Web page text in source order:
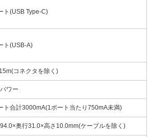
ト(USB Type-C)
ト(USB-A)
コネクタを除く)
ワー
ト合計3000mA(1ポート当たり750mA未満)
奥行31.0×高さ10.0mm(ケーブルを除く)